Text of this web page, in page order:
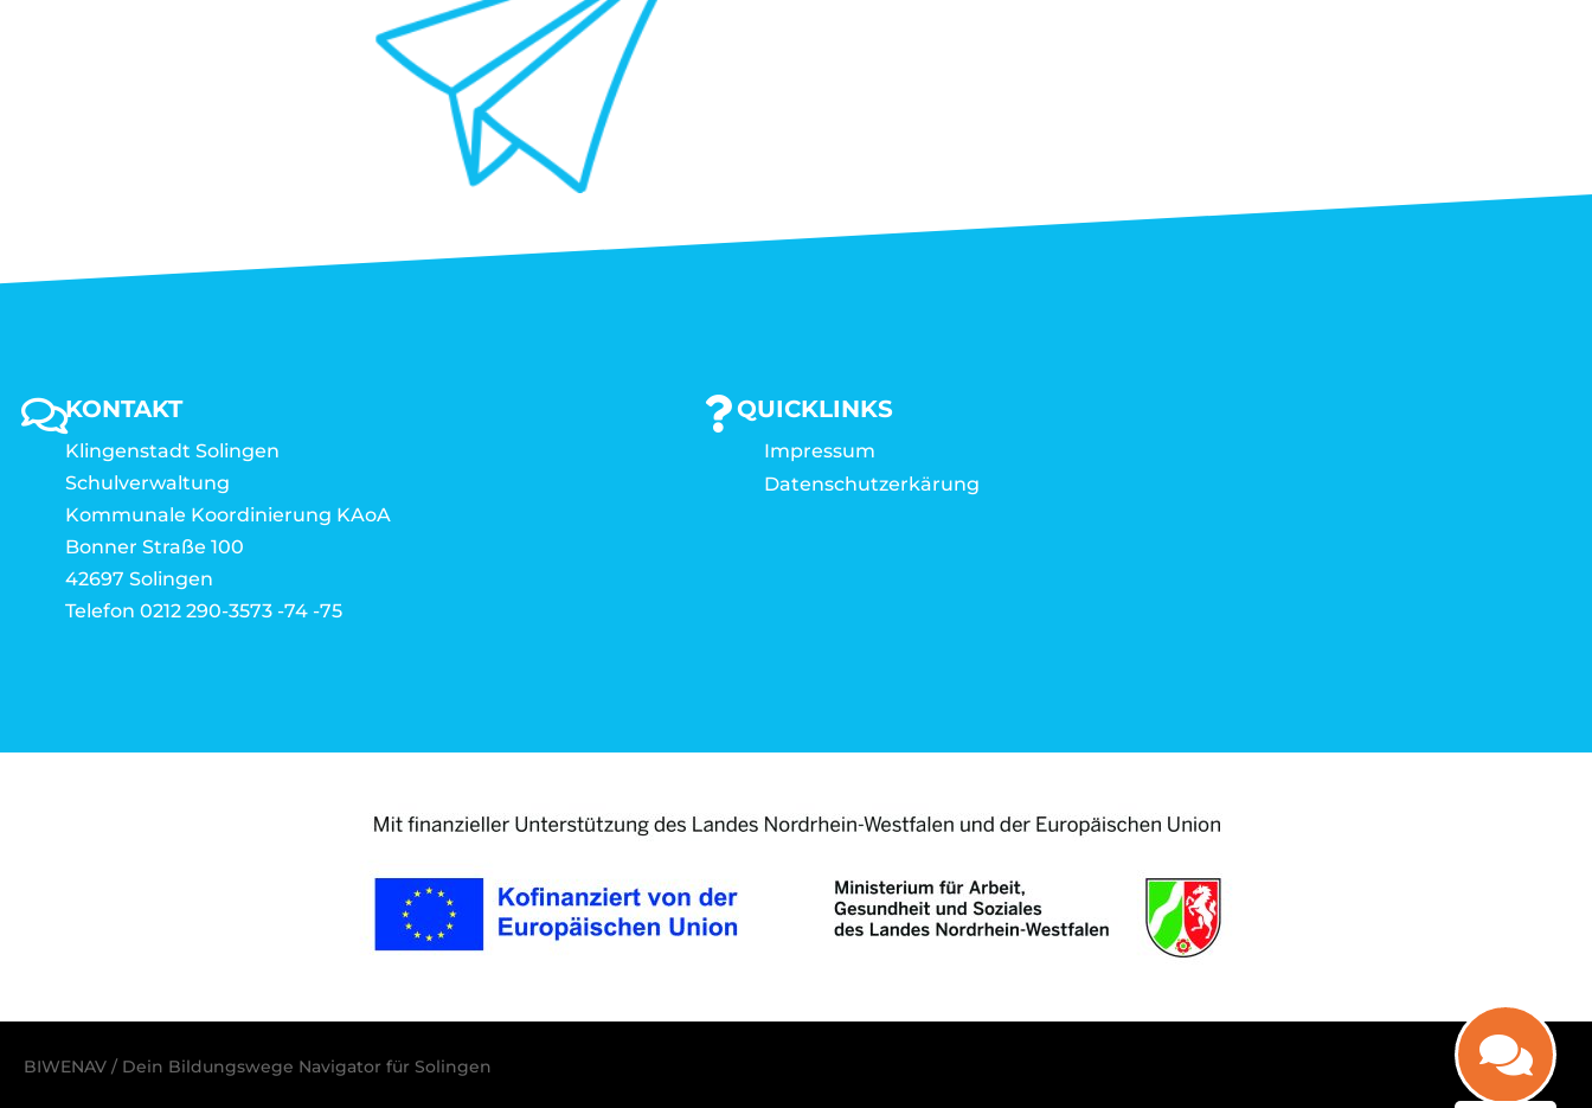
KONTAKT
Klingenstadt Solingen
Schulverwaltung
Kommunale Koordinierung KAoA
Bonner Straße 100
42697 Solingen
Telefon 0212 290-3573 -74 -75
QUICKLINKS
Impressum
Datenschutzerkärung
BIWENAV / Dein Bildungswege Navigator für Solingen